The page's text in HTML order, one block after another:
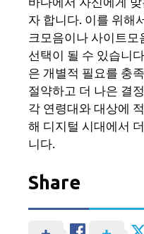
자 합니다. 이를 위해
크모음이나 사이트
선택이 될 수 있습니
은 개별적 필요를 충
절약하고 더 나은 결
각 연령대와 대상에
해 디지털 시대에서
니다.
Share